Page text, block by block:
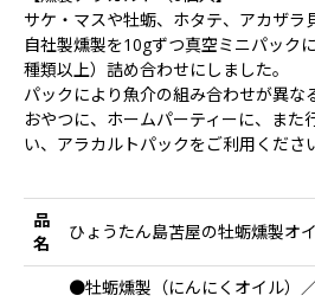
サケ・マスや牡蛎、ホタテ、アカザラ
自社製燻製を10gずつ真空ミニパック
種類以上）詰め合わせにしました。
パックにより魚介の組み合わせが異な
おやつに、ホームパーティーに、また
い、アラカルトパックをご利用くださ
品
名
ひょうたん島苫屋の牡蛎燻製オ
●牡蛎燻製（にんにくオイル）